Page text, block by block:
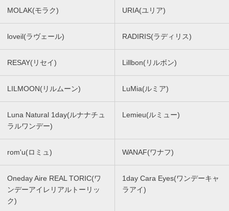
MOLAK(モラク) URIA(ユリア)
loveil(ラヴェール) RADIRIS(ラディリス)
RESAY(リセイ) Lillbon(リルボン)
LILMOON(リルムーン) LuMia(ルミア)
Luna Natural 1day(ルナナチュ
ラルワンデー)
Lemieu(ルミュー)
rom'u(ロミュ) WANAF(ワナフ)
Oneday Aire REAL TORIC(ワ
ンデーアイレリアルトーリッ
ク)
1day Cara Eyes(ワンデーキャ
ラアイ)